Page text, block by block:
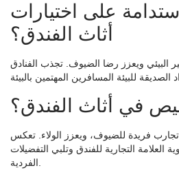
على اختيارات
أثاث الفندق؟
البيئي ويعزز رضا الضيوف. تجذب الفنادق
في أثاث الفندق؟
فريدة للضيوف، ويعزز الولاء. تعكس
التجارية للفندق وتلبي التفضيلات